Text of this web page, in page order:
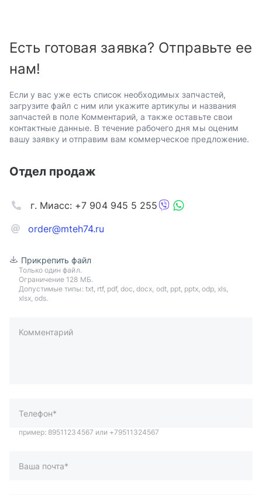
Есть готовая заявка? Отправьте ее
нам!
Если у вас уже есть список необходимых запчастей,
загрузите файл с ним или укажите артикулы и названия
запчастей в поле Комментарий, а также оставьте свои
контактные данные. В течение рабочего дня мы оценим
вашу заявку и отправим вам коммерческое предложение.
Отдел продаж
order@mteh74.ru
г. Миасс: +7 904 945 5 255
Прикрепить файл
Только один файл.
Ограничение 128 МБ.
Допустимые типы: txt, rtf, pdf, doc, docx, odt, ppt, pptx, odp, xls,
xlsx, ods.
Комментарий
пример: 89511234567 или +79511324567
Отправить